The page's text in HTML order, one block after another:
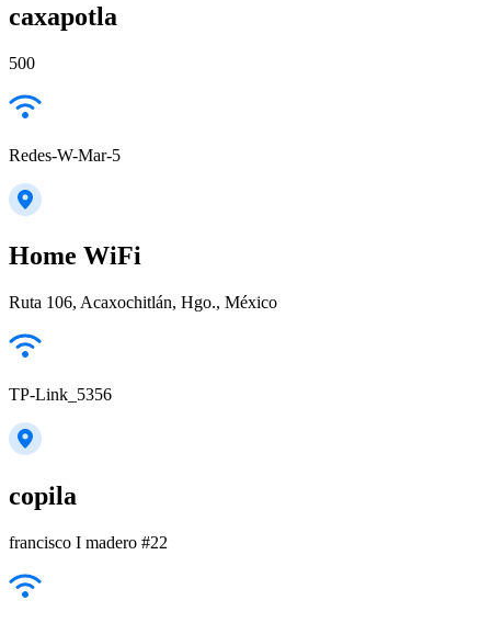
caxapotla
500
Redes-W-Mar-5
Home WiFi
Ruta 106, Acaxochitlán, Hgo., México
TP-Link_5356
copila
francisco I madero #22